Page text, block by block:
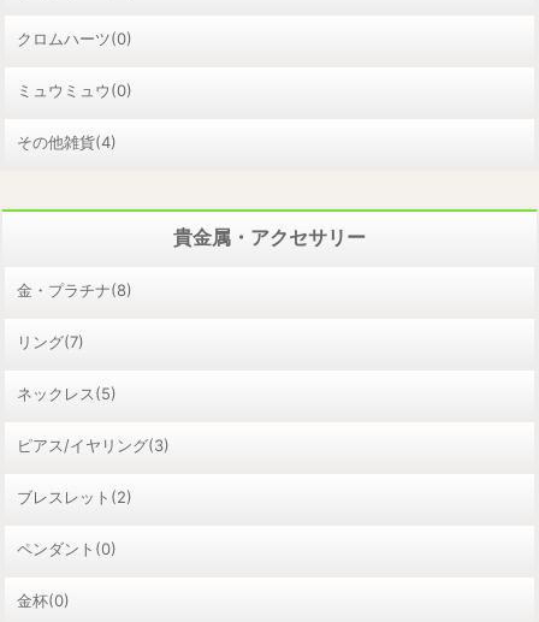
クロムハーツ(0)
ミュウミュウ(0)
その他雑貨(4)
貴金属・アクセサリー
金・プラチナ(8)
リング(7)
ネックレス(5)
ピアス/イヤリング(3)
ブレスレット(2)
ペンダント(0)
金杯(0)